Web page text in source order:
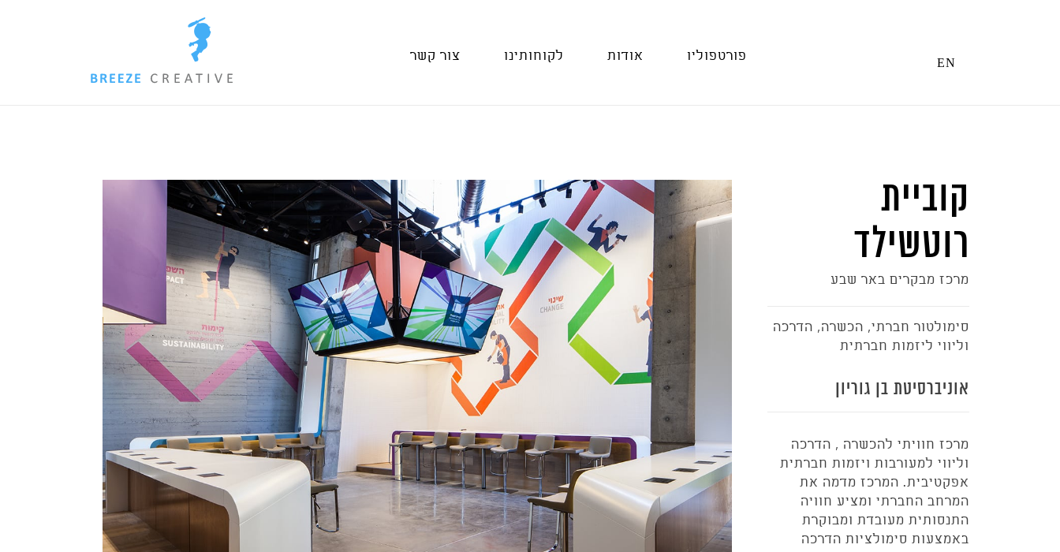
EN
פורטפוליו אודות לקוחותינו צור קשר
קוביית
רוטשילד
מרכז מבקרים באר שבע
סימולטור חברתי, הכשרה, הדרכה
וליווי ליזמות חברתית
אוניברסיטת בן גוריון
מרכז חוויתי להכשרה , הדרכה
וליווי למעורבות ויזמות חברתית
אפקטיבית. המרכז מדמה את
המרחב החברתי ומציע חוויה
התנסותית מעובדת ומבוקרת
באמצעות סימולציות הדרכה